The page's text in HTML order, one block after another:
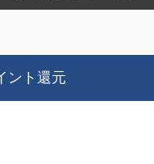
ント還元